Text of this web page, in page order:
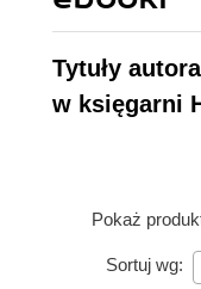
Tytuły
w księgarni
Pokaż
Sortuj wg: